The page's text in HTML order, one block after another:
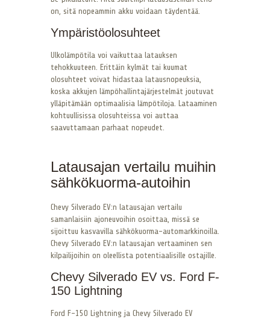
on, sitä nopeammin akku voidaan täydentää.
Ympäristöolosuhteet
Ulkolämpötila voi vaikuttaa latauksen
tehokkuuteen. Erittäin kylmät tai kuumat
olosuhteet voivat hidastaa latausnopeuksia,
koska akkujen lämpöhallintajärjestelmät joutuvat
ylläpitämään optimaalisia lämpötiloja. Lataaminen
kohtuullisissa olosuhteissa voi auttaa
saavuttamaan parhaat nopeudet.
Latausajan vertailu muihin
sähkökuorma-autoihin
Chevy Silverado EV:n latausajan vertailu
samanlaisiin ajoneuvoihin osoittaa, missä se
sijoittuu kasvavilla sähkökuorma-automarkkinoilla.
Chevy Silverado EV:n latausajan vertaaminen sen
kilpailijoihin on oleellista potentiaalisille ostajille.
Chevy Silverado EV vs. Ford F-
150 Lightning
Ford F-150 Lightning ja Chevy Silverado EV